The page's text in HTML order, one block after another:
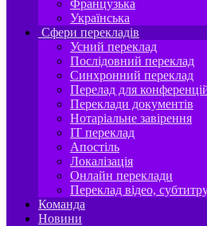
Французька
Українська
Сфери перекладів
Усний переклад
Послідовний переклад
Синхронний переклад
Перелад для
Переклади документів
Нотаріальне завірення
IT переклад
Апостіль
Локалізація
Онлайн переклади
Переклад відео,
Команда
Новини